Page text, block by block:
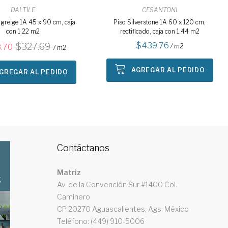
DALTILE
1A 45 x 90 cm, caja
con 1.22 m2
327.69 / m2
AL PEDIDO
CESANTONI
Piso Silverstone 1A 60 x 120 cm,
rectificado, caja con 1.44 m2
439.76 / m2
AGREGAR AL PEDIDO
Contáctanos
Matriz
Av. de la Convención Sur #1400 Col.
Caminero
CP 20270 Aguascalientes, Ags. México
Teléfono: (449) 910-5006